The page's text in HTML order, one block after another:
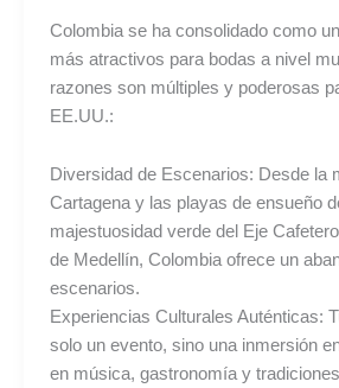
Colombia se ha consolidado como
más atractivos para bodas a nivel
razones son múltiples y poderosas
EE.UU.:
Diversidad de Escenarios: Desde la
Cartagena y las playas de ensueño
majestuosidad verde del Eje
de Medellín, Colombia ofrece un
escenarios.
Experiencias Culturales Auténticas:
solo un evento, sino una inmersión
en música, gastronomía y